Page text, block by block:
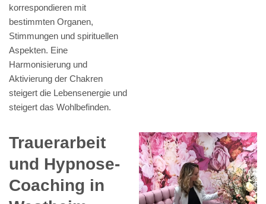
korrespondieren mit
bestimmten Organen,
Stimmungen und spirituellen
Aspekten. Eine
Harmonisierung und
Aktivierung der Chakren
steigert die Lebensenergie und
steigert das Wohlbefinden.
Trauerarbeit
und Hypnose-
Coaching in